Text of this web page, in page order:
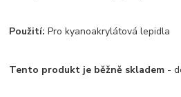
Použití:Pro kyanoakrylátová lepidla
Tento produkt je běžně skladem -